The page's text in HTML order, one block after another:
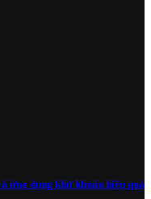
ứng dụng khử khuẩn hiệu quả